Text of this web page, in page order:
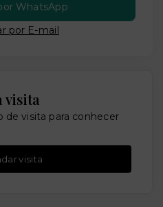
WhatsApp
por E-mail
visita
de visita para conhecer
visita